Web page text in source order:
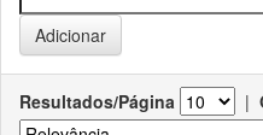
Resultados/Página |